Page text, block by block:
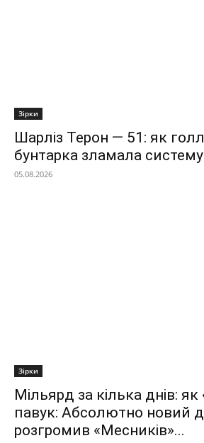
Зірки
Шарліз Терон — 51: як
бунтарка зламала
05.08.2026
Зірки
Мільярд за кілька днів:
павук: Абсолютно новий
розгромив «Месників»...